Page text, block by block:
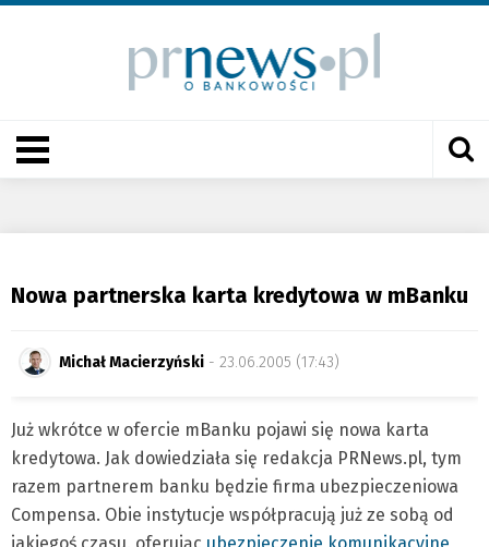
Nowa partnerska karta kredytowa w mBanku
Michał Macierzyński - 23.06.2005 (17:43)
Już wkrótce w ofercie mBanku pojawi się nowa karta
kredytowa. Jak dowiedziała się redakcja PRNews.pl, tym
razem partnerem banku będzie firma ubezpieczeniowa
Compensa. Obie instytucje współpracują już ze sobą od